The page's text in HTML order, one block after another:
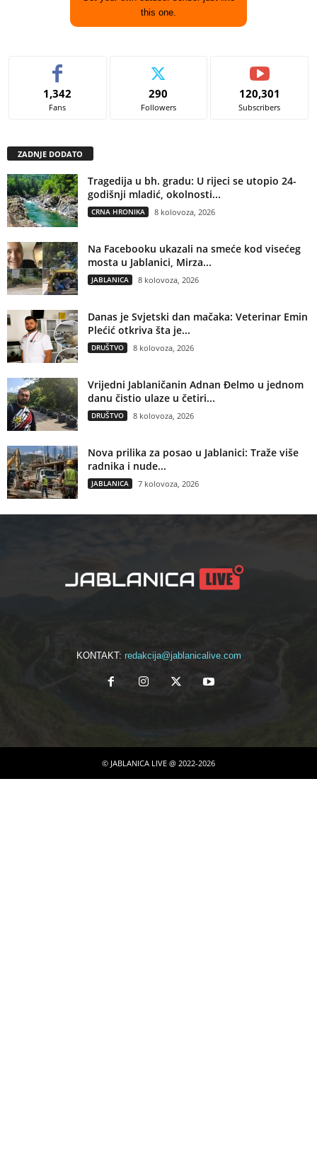
this one.
1,342
Fans
290
Followers
120,301
Subscribers
ZADNJE DODATO
Tragedija u bh. gradu: U rijeci se utopio 24-
godišnji mladić, okolnosti...
CRNA HRONIKA 8 kolovoza, 2026
Na Facebooku ukazali na smeće kod visećeg
mosta u Jablanici, Mirza...
JABLANICA 8 kolovoza, 2026
Danas je Svjetski dan mačaka: Veterinar Emin
Plećić otkriva šta je...
DRUŠTVO 8 kolovoza, 2026
Vrijedni Jablaničanin Adnan Đelmo u jednom
danu čistio ulaze u četiri...
DRUŠTVO 8 kolovoza, 2026
Nova prilika za posao u Jablanici: Traže više
radnika i nude...
JABLANICA 7 kolovoza, 2026
KONTAKT: redakcija@jablanicalive.com
© JABLANICA LIVE @ 2022-2026